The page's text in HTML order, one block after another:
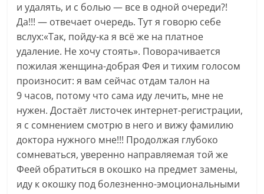
и удалять, и с болью — все в одной очереди?!
Да!!! — отвечает очередь. Тут я говорю себе
вслух:«Так, пойду-ка я всё же на платное
удаление. Не хочу стоять». Поворачивается
пожилая женщина-добрая Фея и тихим голосом
произносит: я вам сейчас отдам талон на
9 часов, потому что сама иду лечить, мне не
нужен. Достаёт листочек интернет-регистрации,
я с сомнением смотрю в него и вижу фамилию
доктора нужного мне!!! Продолжая глубоко
сомневаться, уверенно направляемая той же
Феей обратиться в окошко на предмет замены,
иду к окошку под болезненно-эмоциональными